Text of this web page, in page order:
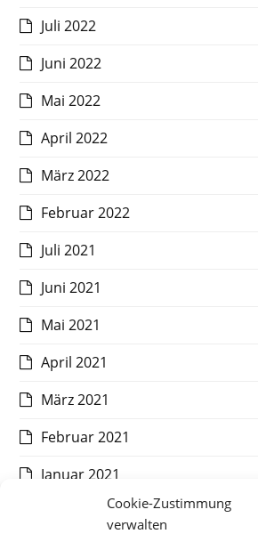
Cookie-Zustimmung
verwalten
Juli 2022
Juni 2022
Mai 2022
April 2022
März 2022
Februar 2022
Juli 2021
Juni 2021
Mai 2021
April 2021
März 2021
Februar 2021
Januar 2021
Dezember 2020